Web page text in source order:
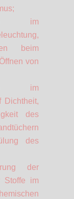
im
beim
von
im
Dichtheit,
des
des
der
Stoffe im